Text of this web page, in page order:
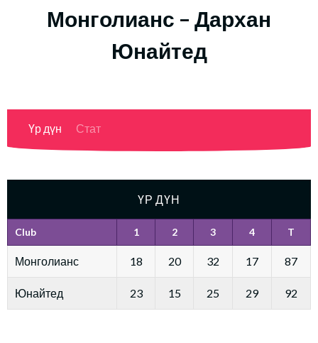
Монголианс – Дархан
Юнайтед
Үр дүн Стат
ҮР ДҮН
Club 1 2 3 4 T
Монголианс 18 20 32 17 87
Юнайтед 23 15 25 29 92